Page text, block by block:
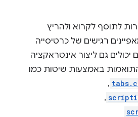
לתוסף לקרוא ולהריץ
רגישים של כרטיסייה
יכולים גם ליצור אינטראקציה
באמצעות שיטות כמו
,‏
,‏